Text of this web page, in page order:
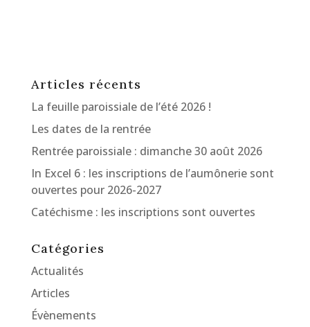
Articles récents
La feuille paroissiale de l’été 2026 !
Les dates de la rentrée
Rentrée paroissiale : dimanche 30 août 2026
In Excel 6 : les inscriptions de l’aumônerie sont
ouvertes pour 2026-2027
Catéchisme : les inscriptions sont ouvertes
Catégories
Actualités
Articles
Évènements